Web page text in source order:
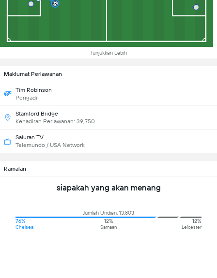
Tunjukkan Lebih
Maklumat Perlawanan
Tim Robinson
Pengadil
Stamford Bridge
Kehadiran Perlawanan: 39,750
Saluran TV
Telemundo / USA Network
Ramalan
siapakah yang akan menang
Jumlah Undian: 13,803
76%
Chelsea
12%
Samaan
12%
Leicester